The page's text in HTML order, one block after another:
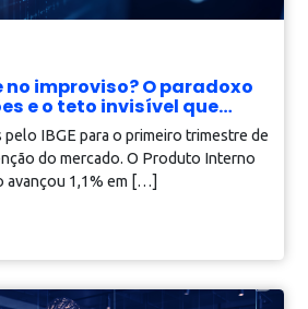
Assinar
Relacionadas